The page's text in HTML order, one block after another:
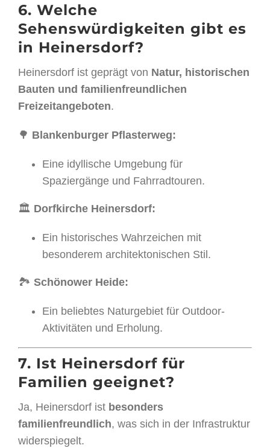
6. Welche
Sehenswürdigkeiten gibt es
in Heinersdorf?
Heinersdorf ist geprägt von Natur, historischen
Bauten und familienfreundlichen
Freizeitangeboten.
🌳 Blankenburger Pflasterweg:
Eine idyllische Umgebung für
Spaziergänge und Fahrradtouren.
🏛 Dorfkirche Heinersdorf:
Ein historisches Wahrzeichen mit
besonderem architektonischen Stil.
🏞 Schönower Heide:
Ein beliebtes Naturgebiet für Outdoor-
Aktivitäten und Erholung.
7. Ist Heinersdorf für
Familien geeignet?
Ja, Heinersdorf ist besonders
familienfreundlich, was sich in der Infrastruktur
widerspiegelt.